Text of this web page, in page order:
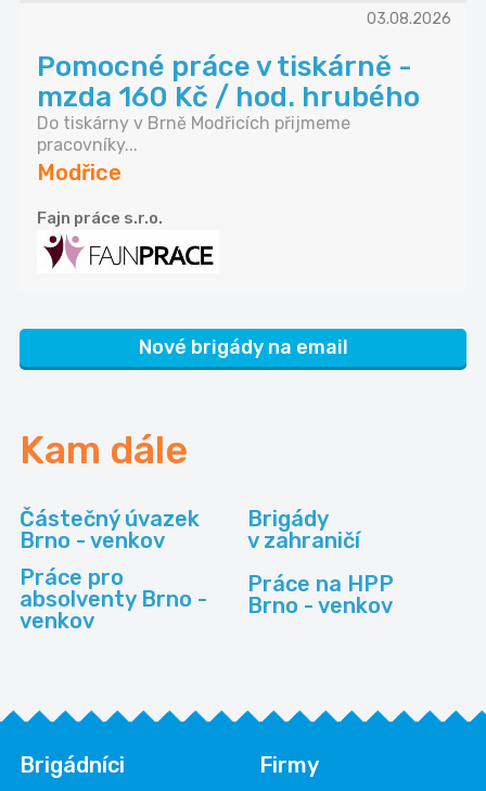
03.08.2026
Pomocné práce v tiskárně -
mzda 160 Kč / hod. hrubého
Do tiskárny v Brně Modřicích přijmeme
pracovníky...
Modřice
Fajn práce s.r.o.
Nové brigády na email
Kam dále
Částečný úvazek
Brno - venkov
Brigády
v zahraničí
Práce pro
absolventy Brno -
venkov
Práce na HPP
Brno - venkov
Brigádníci Firmy